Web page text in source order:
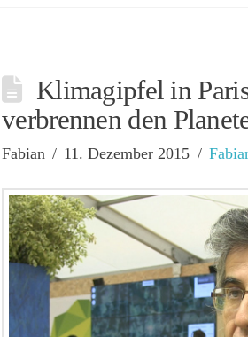
Klimagipfel in
verbrennen den
Fabian 11. Dezember 2015